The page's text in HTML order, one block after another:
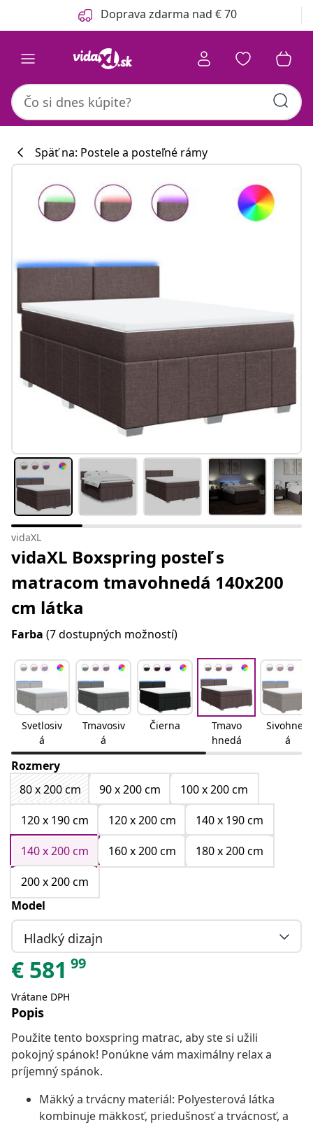
Predchádzajúce Doprava zdarma nad € 70
Späť na: Postele a posteľné rámy
vidaXL
vidaXL Boxspring posteľ s
matracom tmavohnedá 140x200
cm látka
Farba (7 dostupných možností)
Svetlosiv
á
Tmavosiv
á
Čierna
Tmavo
hnedá
Sivohned
á
Rozmery
80 x 200 cm
90 x 200 cm
100 x 200 cm
120 x 190 cm
120 x 200 cm
140 x 190 cm
140 x 200 cm
160 x 200 cm
180 x 200 cm
200 x 200 cm
Model
Hladký dizajn
€ 581 99
Vrátane DPH
Popis
Použite tento boxspring matrac, aby ste si užili
pokojný spánok! Ponúkne vám maximálny relax a
príjemný spánok.
Mäkký a trvácny materiál: Polyesterová látka
kombinuje mäkkosť, priedušnosť a trvácnosť, a